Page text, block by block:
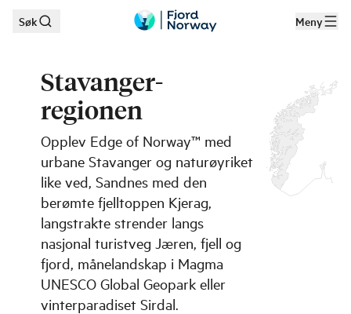
Hopp til hovedinnhold
Søk Meny
Stavanger-
regionen
Opplev Edge of Norway™ med
urbane Stavanger og naturøyriket
like ved, Sandnes med den
berømte fjelltoppen Kjerag,
langstrakte strender langs
nasjonal turistveg Jæren, fjell og
fjord, månelandskap i Magma
UNESCO Global Geopark eller
vinterparadiset Sirdal.